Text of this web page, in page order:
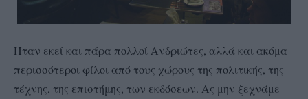
Ήταν εκεί και πάρα πολλοί Ανδριώτες, αλλά και ακόμα
περισσότεροι φίλοι από τους χώρους της πολιτικής, της
τέχνης, της επιστήμης, των εκδόσεων. Ας μην ξεχνάμε